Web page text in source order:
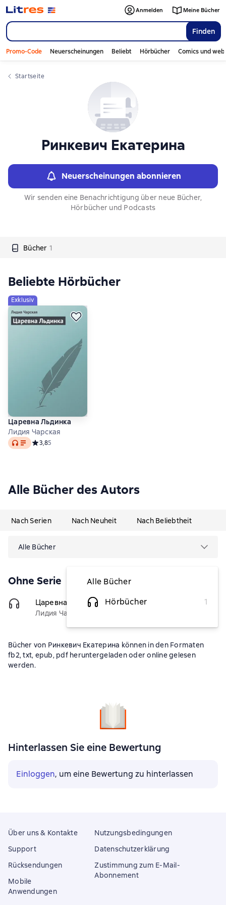
Finden
Anmelden Meine Bücher
Promo-Code Neuerscheinungen Beliebt Hörbücher Comics und
Startseite
Ринкевич Екатерина
Neuerscheinungen abonnieren
Wir senden eine Benachrichtigung über neue Bücher,
Hörbücher und Podcasts
Bücher 1
Слайдер с книгами
Beliebte Hörbücher
Exklusiv
Царевна Льдинка
Лидия Чарская
Audio Средний рейтинг 3,8 на основе 5 оценок
3,85
Alle Bücher des Autors
Nach Serien Nach Neuheit Nach Beliebtheit
Alle Bücher
Alle Bücher
Hörbücher
1
Ohne Serie
Царевна Льдинка
(Чтец)
Лидия Чарская
1,13 €
Bücher von Ринкевич Екатерина können in den Formaten
fb2, txt, epub, pdf heruntergeladen oder online gelesen
werden.
Hinterlassen Sie eine Bewertung
Einloggen, um eine Bewertung zu hinterlassen
Über uns & Kontakte
Support
Rücksendungen
Mobile
Anwendungen
Nutzungsbedingungen
Datenschutzerklärung
Zustimmung zum E-Mail-
Abonnement